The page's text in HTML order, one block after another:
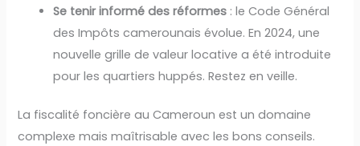
Se tenir informé des réformes : le Code Général
des Impôts camerounais évolue. En 2024, une
nouvelle grille de valeur locative a été introduite
pour les quartiers huppés. Restez en veille.
La fiscalité foncière au Cameroun est un domaine
complexe mais maîtrisable avec les bons conseils.